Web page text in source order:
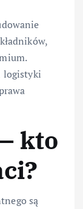
logistyki
kto
są